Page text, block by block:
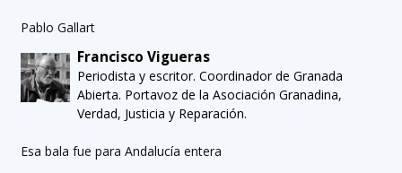
Pablo Gallart
Francisco Vigueras
Periodista y escritor. Coordinador de Granada
Abierta. Portavoz de la Asociación Granadina,
Verdad, Justicia y Reparación.
Esa bala fue para Andalucía entera